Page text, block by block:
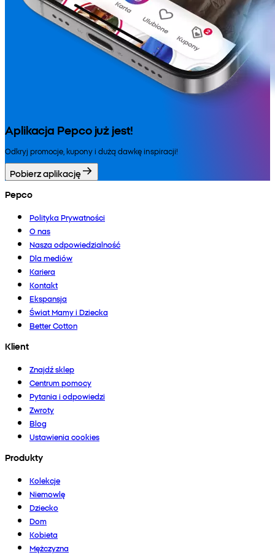
Aplikacja Pepco już jest!
Odkryj promocje, kupony i dużą dawkę inspiracji!
Pobierz aplikację
Pepco
Polityka Prywatności
O nas
Nasza odpowiedzialność
Dla mediów
Kariera
Kontakt
Ekspansja
Świat Mamy i Dziecka
Better Cotton
Klient
Znajdź sklep
Centrum pomocy
Pytania i odpowiedzi
Zwroty
Blog
Ustawienia cookies
Produkty
Kolekcje
Niemowlę
Dziecko
Dom
Kobieta
Mężczyzna